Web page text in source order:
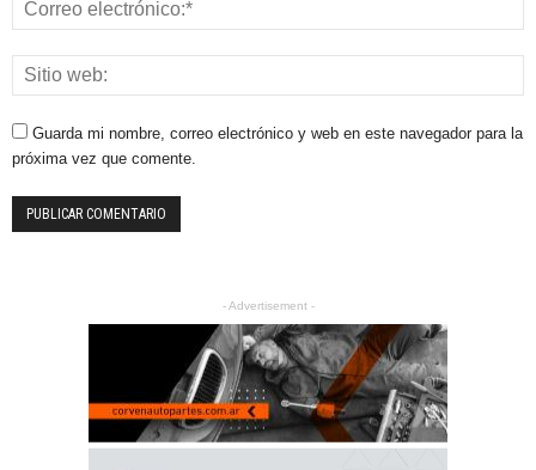
Guarda mi nombre, correo electrónico y web en este navegador para la
próxima vez que comente.
- Advertisement -